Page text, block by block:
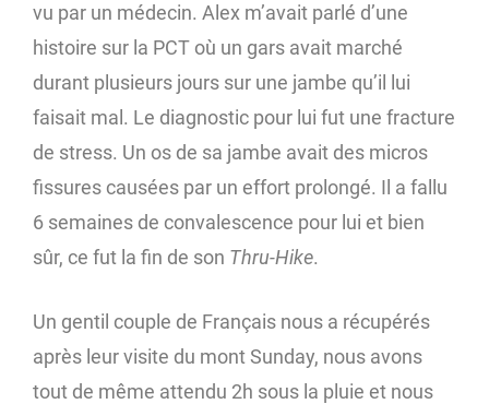
vu par un médecin. Alex m’avait parlé d’une
histoire sur la PCT où un gars avait marché
durant plusieurs jours sur une jambe qu’il lui
faisait mal. Le diagnostic pour lui fut une fracture
de stress. Un os de sa jambe avait des micros
fissures causées par un effort prolongé. Il a fallu
6 semaines de convalescence pour lui et bien
sûr, ce fut la fin de son Thru-Hike.
Un gentil couple de Français nous a récupérés
après leur visite du mont Sunday, nous avons
tout de même attendu 2h sous la pluie et nous